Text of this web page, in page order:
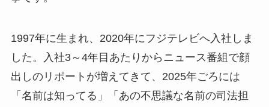
1997年に生まれ、2020年にフジテレビへ入社しま
した。入社3～4年目あたりからニュース番組で顔
出しのリポートが増えてきて、2025年ごろには
「名前は知ってる」「あの不思議な名前の司法担